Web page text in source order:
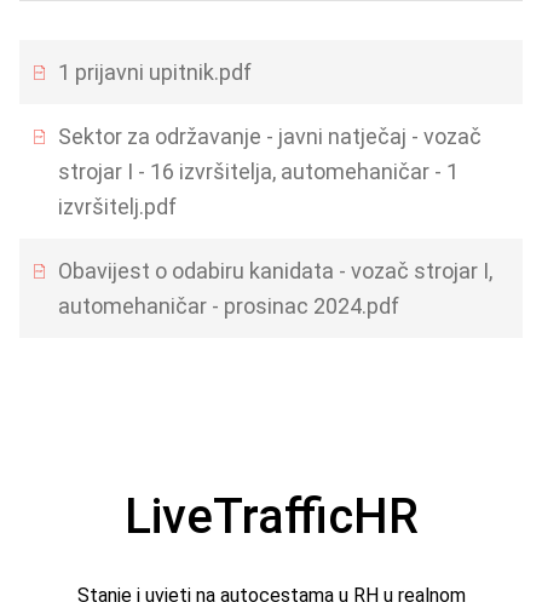
1 prijavni upitnik.pdf
Sektor za održavanje - javni natječaj - vozač
strojar I - 16 izvršitelja, automehaničar - 1
izvršitelj.pdf
Obavijest o odabiru kanidata - vozač strojar I,
automehaničar - prosinac 2024.pdf
LiveTrafficHR
Stanje i uvjeti na autocestama u RH u realnom